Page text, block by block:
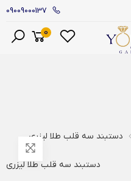
09009000137
منو
0
دستبند سه قلب طلا لیزری